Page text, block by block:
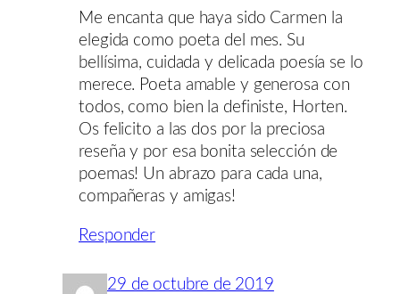
Me encanta que haya sido Carmen la
elegida como poeta del mes. Su
bellísima, cuidada y delicada poesía se lo
merece. Poeta amable y generosa con
todos, como bien la definiste, Horten.
Os felicito a las dos por la preciosa
reseña y por esa bonita selección de
poemas! Un abrazo para cada una,
compañeras y amigas!
Responder
29 de octubre de 2019